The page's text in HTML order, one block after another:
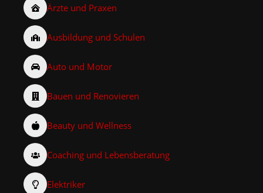
Ärzte und Praxen
Ausbildung und Schulen
Auto und Motor
Bauen und Renovieren
Beauty und Wellness
Coaching und Lebensberatung
Elektriker